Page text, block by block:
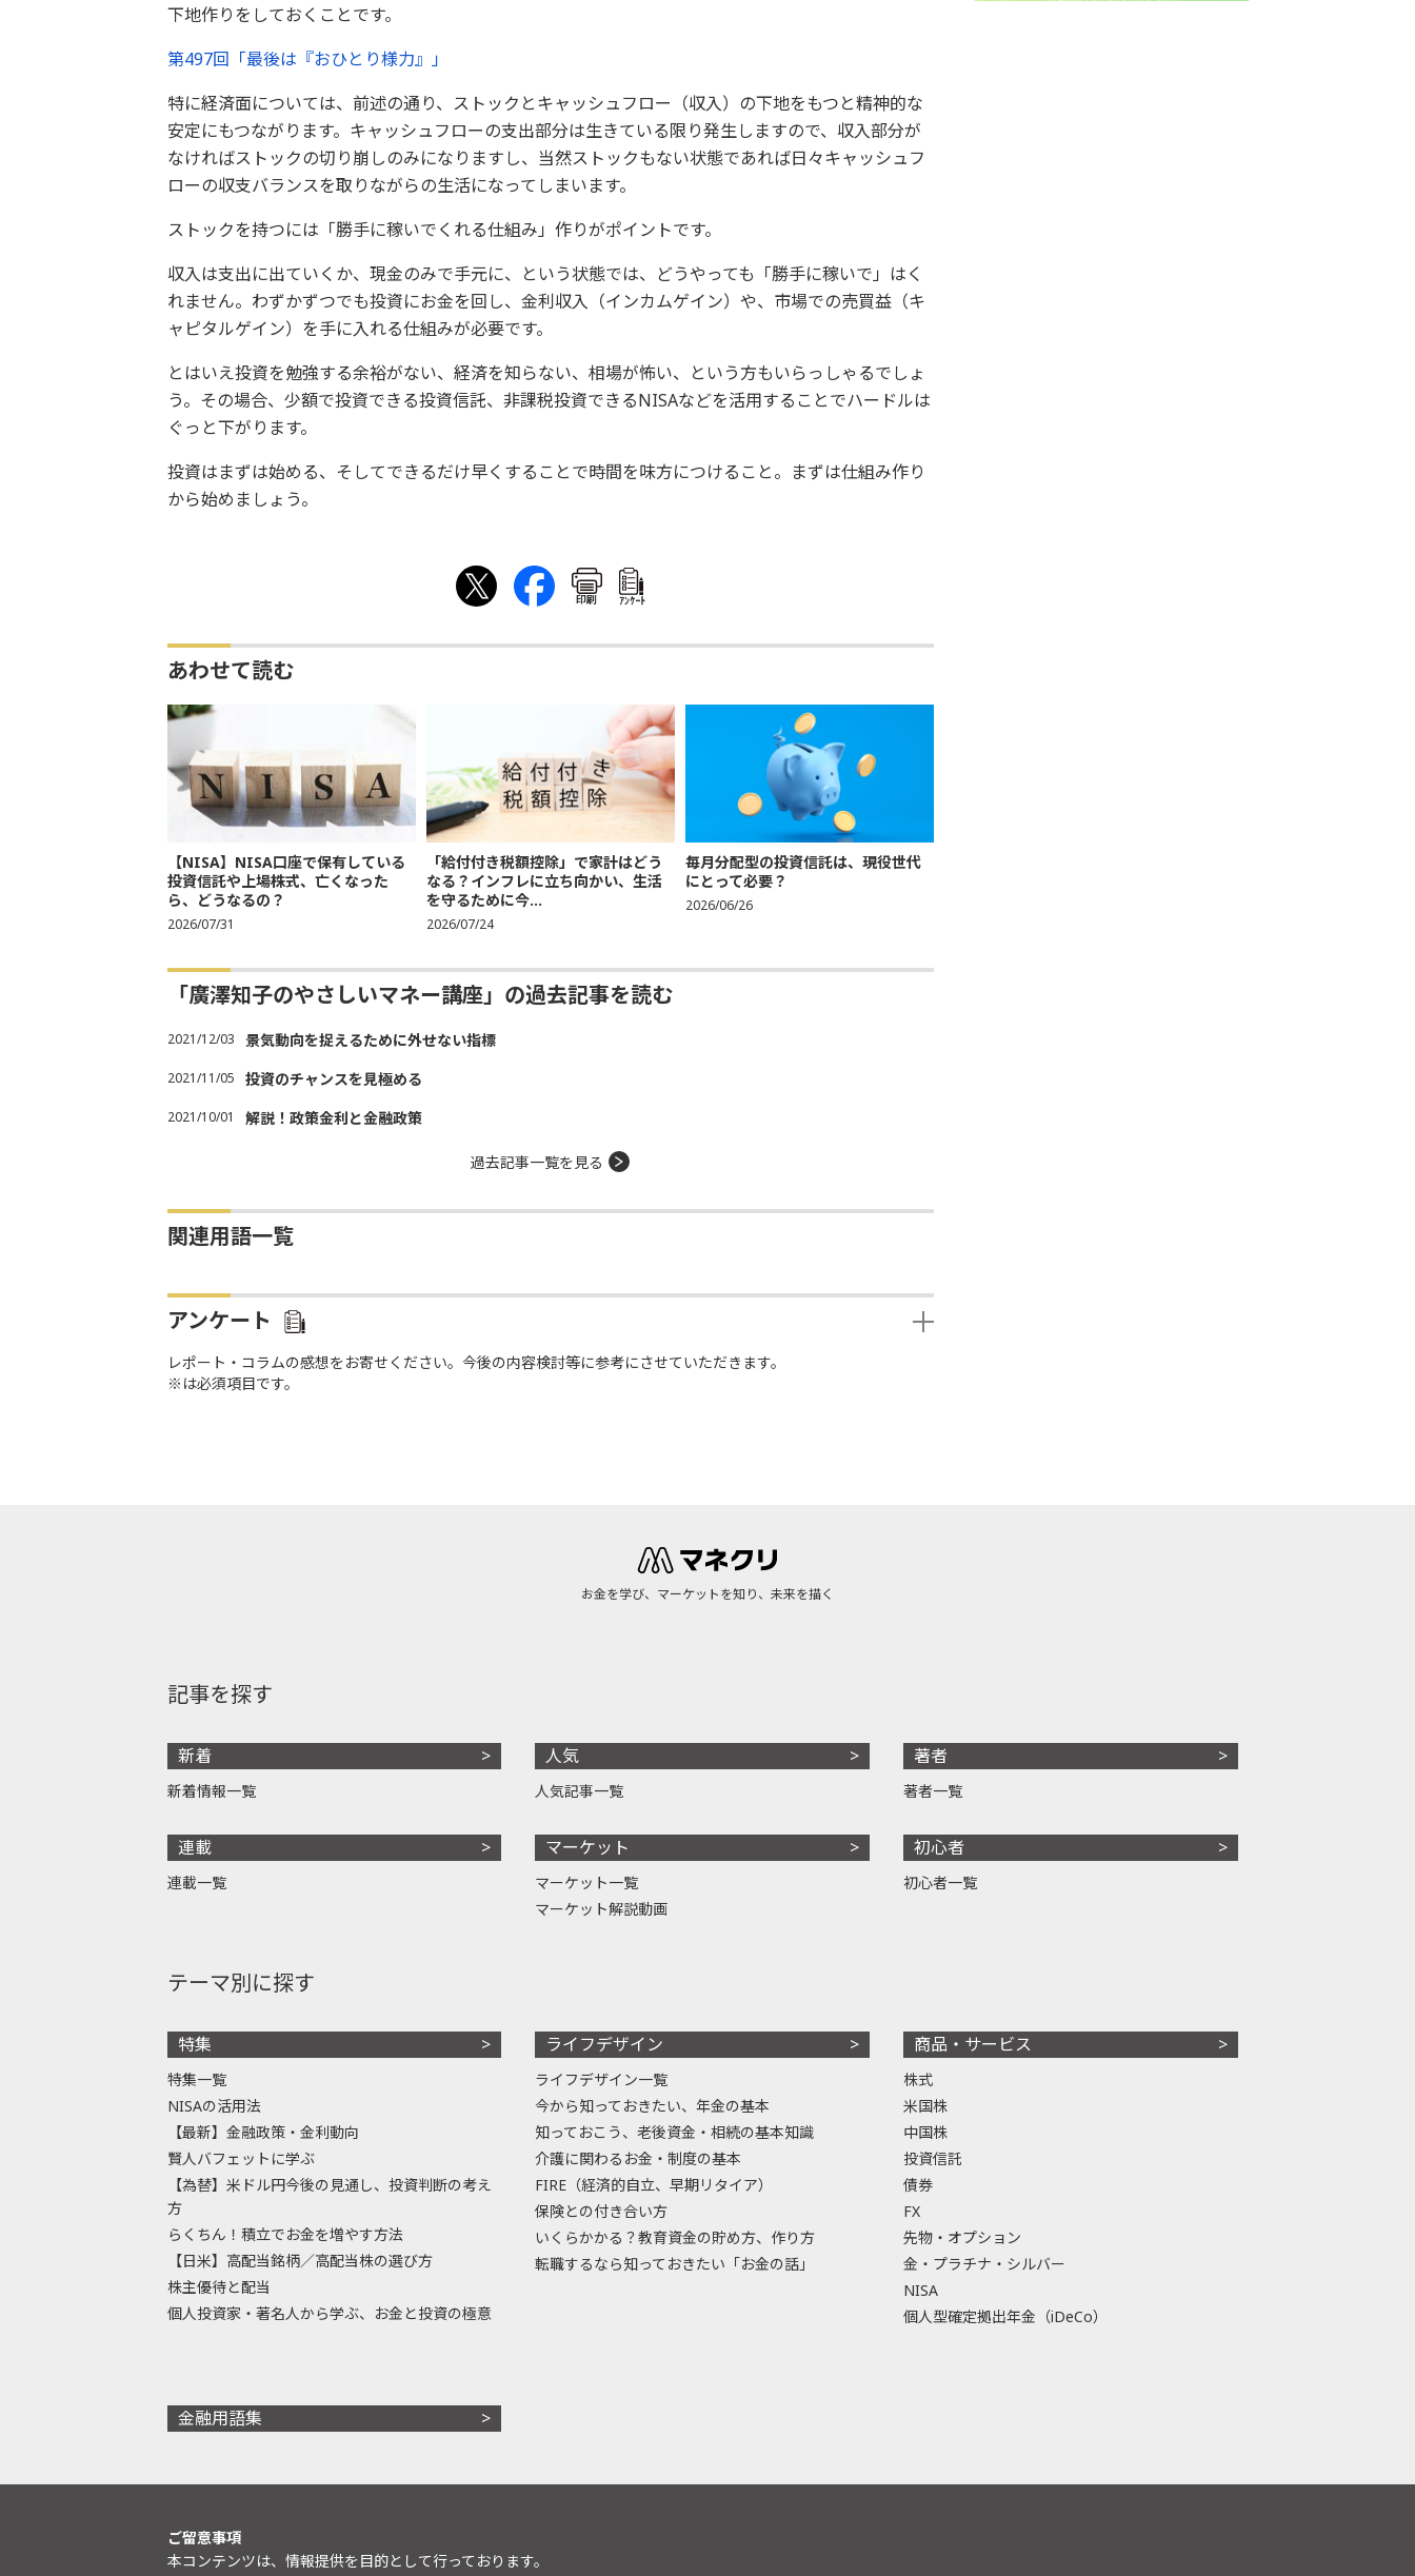
下地作りをしておくことです。
第497回「最後は『おひとり様力』」
特に経済面については、前述の通り、ストックとキャッシュフロー（収入）の下地をもつと精神的な
安定にもつながります。キャッシュフローの支出部分は生きている限り発生しますので、収入部分が
なければストックの切り崩しのみになりますし、当然ストックもない状態であれば日々キャッシュフ
ローの収支バランスを取りながらの生活になってしまいます。
ストックを持つには「勝手に稼いでくれる仕組み」作りがポイントです。
収入は支出に出ていくか、現金のみで手元に、という状態では、どうやっても「勝手に稼いで」はく
れません。わずかずつでも投資にお金を回し、金利収入（インカムゲイン）や、市場での売買益（キ
ャピタルゲイン）を手に入れる仕組みが必要です。
とはいえ投資を勉強する余裕がない、経済を知らない、相場が怖い、という方もいらっしゃるでしょ
う。その場合、少額で投資できる投資信託、非課税投資できるNISAなどを活用することでハードルは
ぐっと下がります。
投資はまずは始める、そしてできるだけ早くすることで時間を味方につけること。まずは仕組み作り
から始めましょう。
印刷 ｱﾝｹｰﾄ
あわせて読む
【NISA】NISA口座で保有している
投資信託や上場株式、亡くなった
ら、どうなるの？
2026/07/31
「給付付き税額控除」で家計はどう
なる？インフレに立ち向かい、生活
を守るために今...
2026/07/24
毎月分配型の投資信託は、現役世代
にとって必要？
2026/06/26
「廣澤知子のやさしいマネー講座」の過去記事を読む
2021/12/03 景気動向を捉えるために外せない指標
2021/11/05 投資のチャンスを見極める
2021/10/01 解説！政策金利と金融政策
過去記事一覧を見る
関連用語一覧
アンケート
レポート・コラムの感想をお寄せください。今後の内容検討等に参考にさせていただきます。
※は必須項目です。
お金を学び、マーケットを知り、未来を描く
記事を探す
新着
新着情報一覧
連載
連載一覧
人気
人気記事一覧
マーケット
マーケット一覧
マーケット解説動画
著者
著者一覧
初心者
初心者一覧
テーマ別に探す
特集
特集一覧
NISAの活用法
【最新】金融政策・金利動向
賢人バフェットに学ぶ
【為替】米ドル円今後の見通し、投資判断の考え
方
らくちん！積立でお金を増やす方法
【日米】高配当銘柄／高配当株の選び方
株主優待と配当
個人投資家・著名人から学ぶ、お金と投資の極意
ライフデザイン
ライフデザイン一覧
今から知っておきたい、年金の基本
知っておこう、老後資金・相続の基本知識
介護に関わるお金・制度の基本
FIRE（経済的自立、早期リタイア）
保険との付き合い方
いくらかかる？教育資金の貯め方、作り方
転職するなら知っておきたい「お金の話」
商品・サービス
株式
米国株
中国株
投資信託
債券
FX
先物・オプション
金・プラチナ・シルバー
NISA
個人型確定拠出年金（iDeCo）
金融用語集
ご留意事項
本コンテンツは、情報提供を目的として行っております。